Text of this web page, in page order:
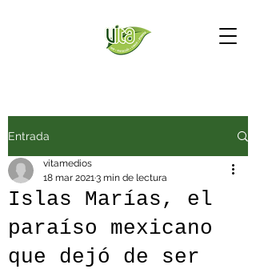
Entrada
Islas Marías, el
paraíso mexicano
que dejó de ser
vitamedios
18 mar 20213 min de lectura